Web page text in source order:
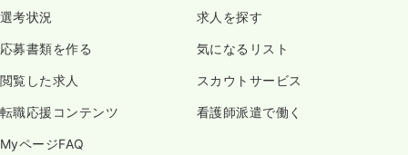
選考状況 求人を探す
応募書類を作る 気になるリスト
閲覧した求人 スカウトサービス
転職応援コンテンツ 看護師派遣で働く
MyページFAQ